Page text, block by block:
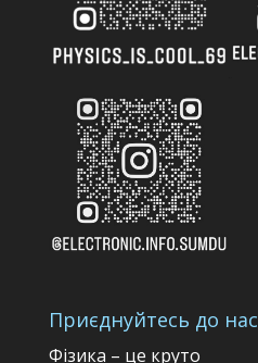
Приєднуйтесь до нас
Фізика – це круто